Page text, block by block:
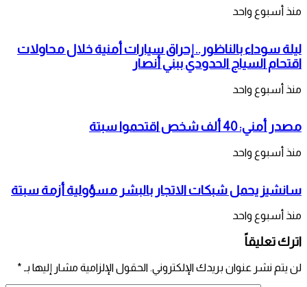
منذ أسبوع واحد
ليلة سوداء بالناظور.. إحراق سيارات أمنية خلال محاولات
اقتحام السياج الحدودي ببني أنصار
منذ أسبوع واحد
مصدر أمني: 40 ألف شخص اقتحموا سبتة
منذ أسبوع واحد
سانشيز يحمل شبكات الاتجار بالبشر مسؤولية أزمة سبتة
منذ أسبوع واحد
اترك تعليقاً
لن يتم نشر عنوان بريدك الإلكتروني. الحقول الإلزامية مشار إليها بـ *